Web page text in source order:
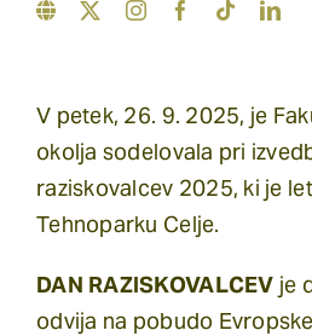
V petek, 26. 9. 2025, je
okolja sodelovala pri
raziskovalcev 2025, ki je
Tehnoparku Celje.
DAN RAZISKOVALCEV je
odvija na pobudo